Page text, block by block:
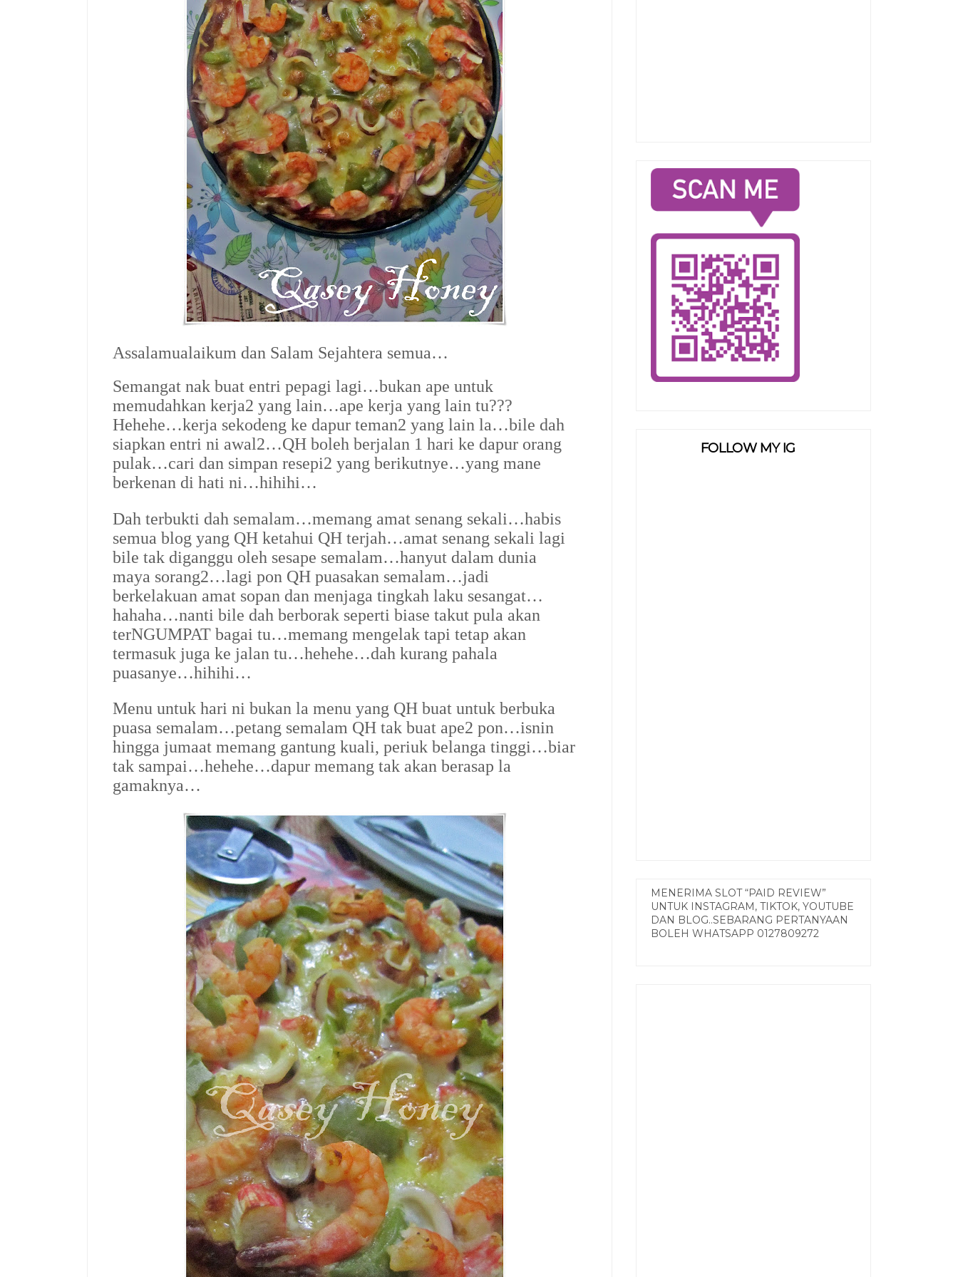
Assalamualaikum dan Salam Sejahtera semua…
Semangat nak buat entri pepagi lagi…bukan ape untuk
memudahkan kerja2 yang lain…ape kerja yang lain tu???
Hehehe…kerja sekodeng ke dapur teman2 yang lain la…bile dah
siapkan entri ni awal2…QH boleh berjalan 1 hari ke dapur orang
pulak…cari dan simpan resepi2 yang berikutnye…yang mane
berkenan di hati ni…hihihi…
Dah terbukti dah semalam…memang amat senang sekali…habis
semua blog yang QH ketahui QH terjah…amat senang sekali lagi
bile tak diganggu oleh sesape semalam…hanyut dalam dunia
maya sorang2…lagi pon QH puasakan semalam…jadi
berkelakuan amat sopan dan menjaga tingkah laku sesangat…
hahaha…nanti bile dah berborak seperti biase takut pula akan
terNGUMPAT bagai tu…memang mengelak tapi tetap akan
termasuk juga ke jalan tu…hehehe…dah kurang pahala
puasanye…hihihi…
Menu untuk hari ni bukan la menu yang QH buat untuk berbuka
puasa semalam…petang semalam QH tak buat ape2 pon…isnin
hingga jumaat memang gantung kuali, periuk belanga tinggi…biar
tak sampai…hehehe…dapur memang tak akan berasap la
gamaknya…
FOLLOW MY IG
MENERIMA SLOT “PAID REVIEW”
UNTUK INSTAGRAM, TIKTOK, YOUTUBE
DAN BLOG..SEBARANG PERTANYAAN
BOLEH WHATSAPP 0127809272